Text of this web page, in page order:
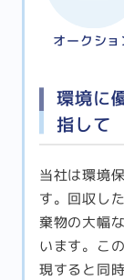
オークショ
環境に
指して
当社は環境
す。回収し
棄物の大幅
います。こ
現すると同